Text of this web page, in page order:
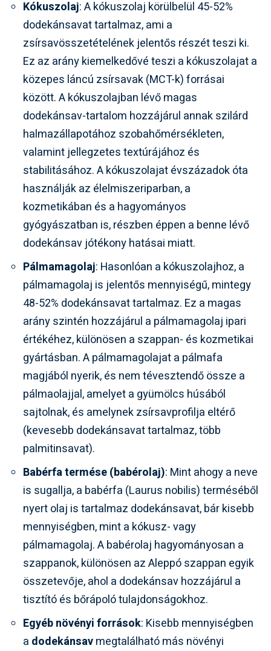
Kókuszolaj: A kókuszolaj körülbelül 45-52%
dodekánsavat tartalmaz, ami a
zsírsavösszetételének jelentős részét teszi ki.
Ez az arány kiemelkedővé teszi a kókuszolajat a
közepes láncú zsírsavak (MCT-k) forrásai
között. A kókuszolajban lévő magas
dodekánsav-tartalom hozzájárul annak szilárd
halmazállapotához szobahőmérsékleten,
valamint jellegzetes textúrájához és
stabilitásához. A kókuszolajat évszázadok óta
használják az élelmiszeriparban, a
kozmetikában és a hagyományos
gyógyászatban is, részben éppen a benne lévő
dodekánsav jótékony hatásai miatt.
Pálmamagolaj: Hasonlóan a kókuszolajhoz, a
pálmamagolaj is jelentős mennyiségű, mintegy
48-52% dodekánsavat tartalmaz. Ez a magas
arány szintén hozzájárul a pálmamagolaj ipari
értékéhez, különösen a szappan- és kozmetikai
gyártásban. A pálmamagolajat a pálmafa
magjából nyerik, és nem tévesztendő össze a
pálmaolajjal, amelyet a gyümölcs húsából
sajtolnak, és amelynek zsírsavprofilja eltérő
(kevesebb dodekánsavat tartalmaz, több
palmitinsavat).
Babérfa termése (babérolaj): Mint ahogy a neve
is sugallja, a babérfa (Laurus nobilis) terméséből
nyert olaj is tartalmaz dodekánsavat, bár kisebb
mennyiségben, mint a kókusz- vagy
pálmamagolaj. A babérolaj hagyományosan a
szappanok, különösen az Aleppó szappan egyik
összetevője, ahol a dodekánsav hozzájárul a
tisztító és bőrápoló tulajdonságokhoz.
Egyéb növényi források: Kisebb mennyiségben
a dodekánsavmegtalálható más növényi